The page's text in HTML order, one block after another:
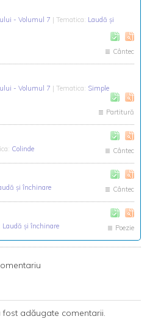
- Volumul 7 | Tematica: Laudă și
Cântec
- Volumul 7 | Tematica: Simple
Partitură
Colinde Cântec
și închinare Cântec
Laudă și închinare Poezie
adăugate comentarii.